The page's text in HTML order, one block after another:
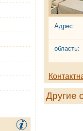
Адрес:
область:
Другие